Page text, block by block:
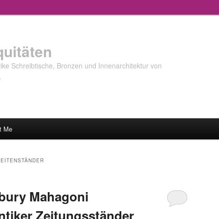
Schreibtische, Bronzen und Innenarchitektur von
Me
Mahagoni